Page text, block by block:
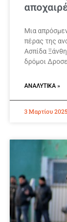
Μια
πέρας της
Ασπίδα
δρόμοι
ΑΝΑΛΥΤΙΚΆ »
3 Μαρτίου 2025